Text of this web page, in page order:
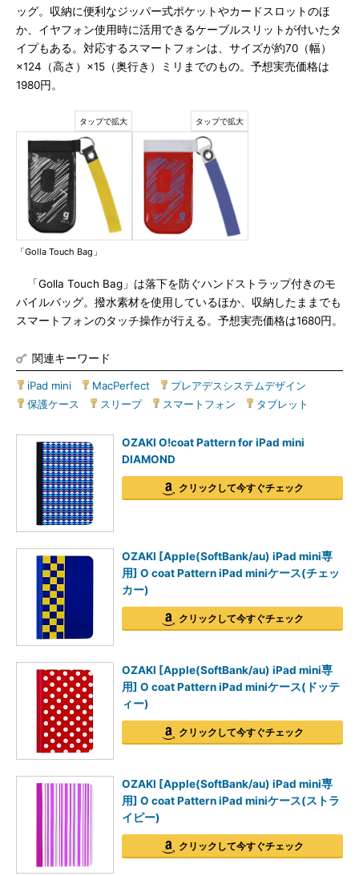
ッグ。収納に便利なジッパー式ポケットやカードスロットのほ
か、イヤフォン使用時に活用できるケーブルスリットが付いたタ
イプもある。対応するスマートフォンは、サイズが約70（幅）
×124（高さ）×15（奥行き）ミリまでのもの。予想実売価格は
1980円。
「Golla Touch Bag」
「Golla Touch Bag」は落下を防ぐハンドストラップ付きのモ
バイルバッグ。撥水素材を使用しているほか、収納したままでも
スマートフォンのタッチ操作が行える。予想実売価格は1680円。
関連キーワード
iPad mini MacPerfect プレアデスシステムデザイン
保護ケース
スリープ| スマートフォン タブレット
OZAKI O!coat Pattern for iPad mini
DIAMOND
クリックして今すぐチェック
OZAKI [Apple(SoftBank/au) iPad mini専
用] O coat Pattern iPad miniケース(チェッ
カー)
クリックして今すぐチェック
OZAKI [Apple(SoftBank/au) iPad mini専
用] O coat Pattern iPad miniケース(ドッテ
ィー)
クリックして今すぐチェック
OZAKI [Apple(SoftBank/au) iPad mini専
用] O coat Pattern iPad miniケース(ストラ
イピー)
クリックして今すぐチェック